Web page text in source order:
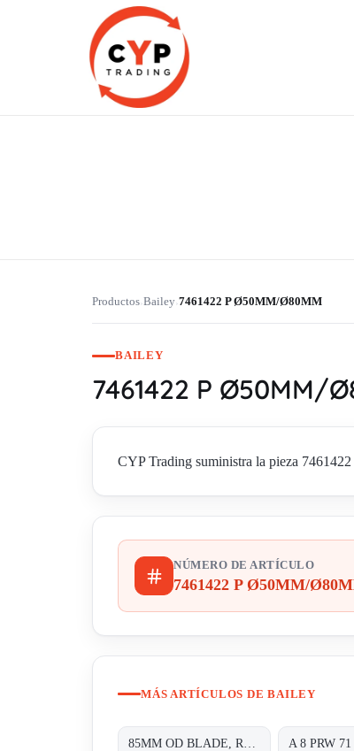
Productos›Bailey›7461422 P Ø50MM/Ø80MM
BAILEY
7461422 P Ø50MM/
CYP Trading suministra la pieza
NÚMERO DE ARTÍCULO
7461422 P Ø50MM/
MÁS ARTÍCULOS DE BAILEY
A 8 PRW 71